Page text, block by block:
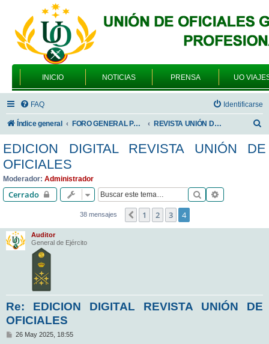
INICIO NOTICIAS PRENSA UO
FAQ Identificarse
Índice general FORO GENERAL PARA TODOS LOS USUARIOS REVISTA UNIÓN DE OFICIALES
s
EDICION DIGITAL REVISTA UNIÓN DE
OFICIALES
Moderador: Administrador
Cerrado Buscar
38 mensajes Anterior
1 2 3 4
Auditor
General de Ejército
Re: EDICION DIGITAL REVISTA UNIÓN DE
OFICIALES
M
26 May 2025, 18:55